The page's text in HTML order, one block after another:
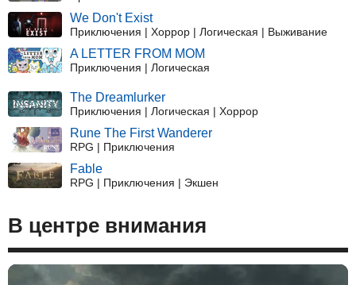
We Don't Exist
Приключения | Хоррор | Логическая | Выживание
A LETTER FROM MOM
Приключения | Логическая
The Dreamlurker
Приключения | Логическая | Хоррор
Rune The First Wanderer
RPG | Приключения
Fable
RPG | Приключения | Экшен
В центре внимания